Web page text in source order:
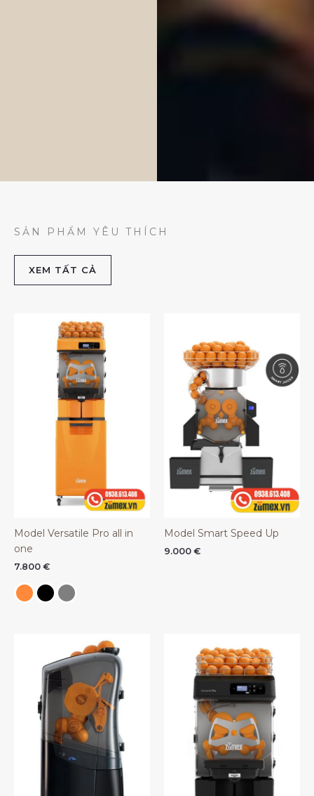
SẢN PHẨM YÊU THÍCH
XEM TẤT CẢ
Model Versatile Pro all in
one
7.800 €
Model Smart Speed Up
9.000 €